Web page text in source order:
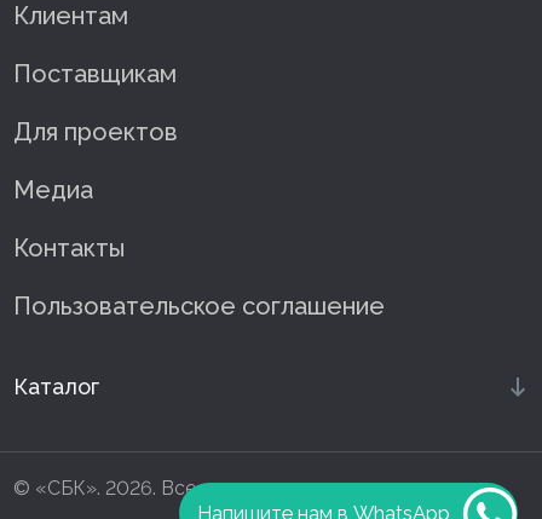
Напишите нам в WhatsApp
Клиентам
Поставщикам
Для проектов
Медиа
Контакты
Пользовательское соглашение
Каталог
© «СБК». 2026. Все права защищены